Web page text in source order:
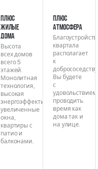
ПЛЮС
ЖИЛЫЕ
ДОМА
Высота
всех домов
всего 5
этажей.
Монолитная
технология,
высокая
энергоэффективность,
увеличенные
окна,
квартиры с
патио и
балконами.
ПЛЮС
АТМОСФЕРА
Благоустройство
квартала
располагает
к
добрососедству.
Вы будете
с
удовольствием
проводить
время как
дома так и
на улице.